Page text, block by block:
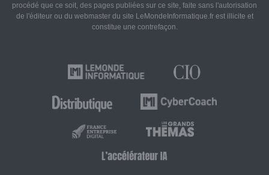
procédé que ce soit, des pages publiées sur ce site, faite sans l'autorisation
de l'éditeur ou du webmaster du site LeMondeInformatique.fr est illicite et
constitue une contrefaçon.